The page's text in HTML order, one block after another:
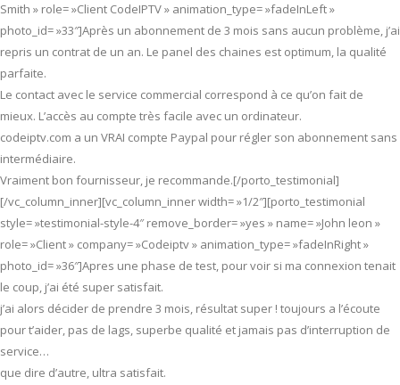
Smith » role= »Client CodeIPTV » animation_type= »fadeInLeft »
photo_id= »33″]Après un abonnement de 3 mois sans aucun problème, j’ai
repris un contrat de un an. Le panel des chaines est optimum, la qualité
parfaite.
Le contact avec le service commercial correspond à ce qu’on fait de
mieux. L’accès au compte très facile avec un ordinateur.
codeiptv.com a un VRAI compte Paypal pour régler son abonnement sans
intermédiaire.
Vraiment bon fournisseur, je recommande.[/porto_testimonial]
[/vc_column_inner][vc_column_inner width= »1/2″][porto_testimonial
style= »testimonial-style-4″ remove_border= »yes » name= »John leon »
role= »Client » company= »Codeiptv » animation_type= »fadeInRight »
photo_id= »36″]Apres une phase de test, pour voir si ma connexion tenait
le coup, j’ai été super satisfait.
j’ai alors décider de prendre 3 mois, résultat super ! toujours a l’écoute
pour t’aider, pas de lags, superbe qualité et jamais pas d’interruption de
service…
que dire d’autre, ultra satisfait.